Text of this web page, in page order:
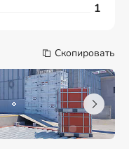
1
Скопировать